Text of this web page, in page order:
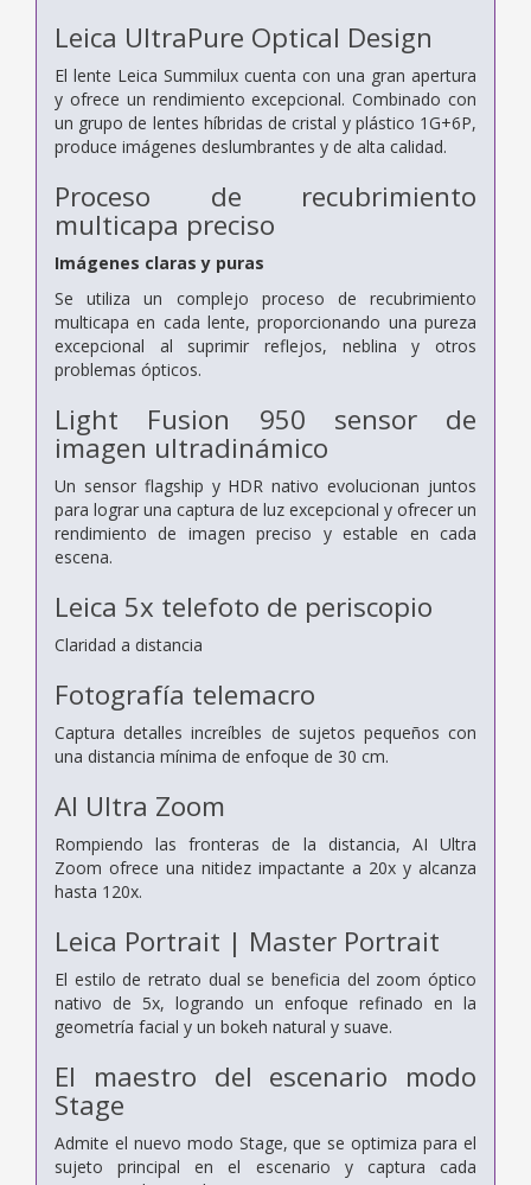
Leica UltraPure Optical Design
El lente Leica Summilux cuenta con una gran apertura
y ofrece un rendimiento excepcional. Combinado con
un grupo de lentes híbridas de cristal y plástico 1G+6P,
produce imágenes deslumbrantes y de alta calidad.
Proceso de recubrimiento
multicapa preciso
Imágenes claras y puras
Se utiliza un complejo proceso de recubrimiento
multicapa en cada lente, proporcionando una pureza
excepcional al suprimir reflejos, neblina y otros
problemas ópticos.
Light Fusion 950 sensor de
imagen ultradinámico
Un sensor flagship y HDR nativo evolucionan juntos
para lograr una captura de luz excepcional y ofrecer un
rendimiento de imagen preciso y estable en cada
escena.
Leica 5x telefoto de periscopio
Claridad a distancia
Fotografía telemacro
Captura detalles increíbles de sujetos pequeños con
una distancia mínima de enfoque de 30 cm.
AI Ultra Zoom
Rompiendo las fronteras de la distancia, AI Ultra
Zoom ofrece una nitidez impactante a 20x y alcanza
hasta 120x.
Leica Portrait | Master Portrait
El estilo de retrato dual se beneficia del zoom óptico
nativo de 5x, logrando un enfoque refinado en la
geometría facial y un bokeh natural y suave.
El maestro del escenario modo
Stage
Admite el nuevo modo Stage, que se optimiza para el
sujeto principal en el escenario y captura cada